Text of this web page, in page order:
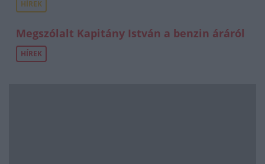
HÍREK
Megszólalt Kapitány István a benzin áráról
HÍREK